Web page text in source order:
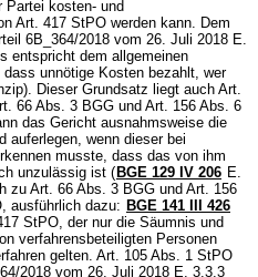
Partei kosten- und
Art. 417 StPO werden kann. Dem
6B_364/2018 vom 26. Juli 2018 E.
entspricht dem allgemeinen
dass unnötige Kosten bezahlt, wer
Dieser Grundsatz liegt auch Art.
66 Abs. 3 BGG und Art. 156 Abs. 6
das Gericht ausnahmsweise die
auferlegen, wenn dieser bei
musste, dass das von ihm
unzulässig ist ( BGE 129 IV 206 E.
zu Art. 66 Abs. 3 BGG und Art. 156
, ausführlich dazu: BGE 141 III 426
StPO, der nur die Säumnis und
verfahrensbeteiligten Personen
gelten. Art. 105 Abs. 1 StPO
2018 vom 26. Juli 2018 E. 3.3.3